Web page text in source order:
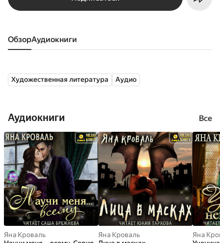
Обзор аудиокниги
Художественная литература Аудио
Аудиокниги Все
Яна Кроваль
Яна Кроваль
Яна